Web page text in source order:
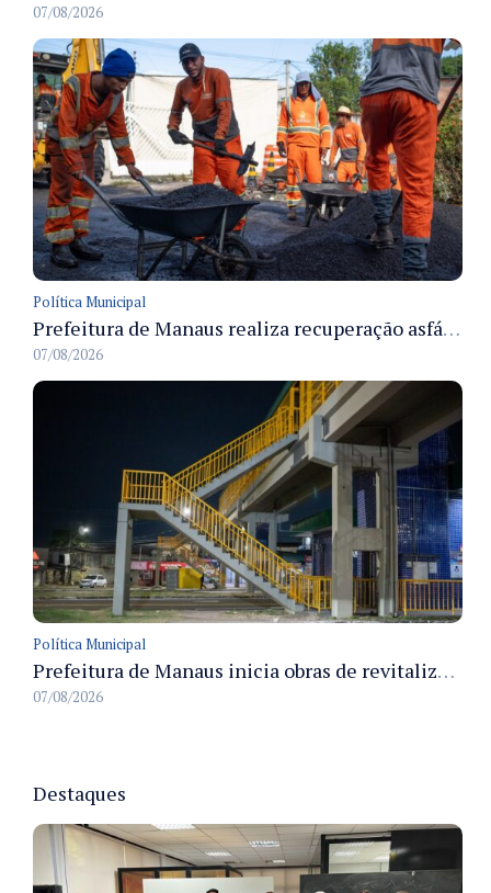
07/08/2026
Política Municipal
Prefeitura de Manaus realiza recuperação asfáltica na rua Canário do Campo e amplia mobilidade na zona Norte
07/08/2026
Política Municipal
Prefeitura de Manaus inicia obras de revitalização na passarela Max Teixeira para ampliar segurança e mobilidade urbana
07/08/2026
Destaques